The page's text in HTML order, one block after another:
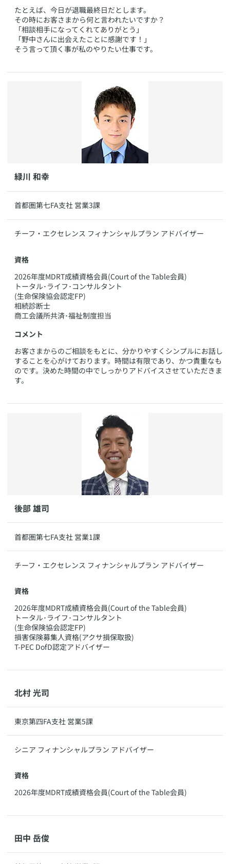
​たとえば、今日が退職最終日だとします。
その時にお客さまから何と言われたいですか？
「相談相手になってくれてありがとう」
「野中さんに出会えたことに感謝です！」
そう言って頂く事が私のやりたい仕事です。
​緑川 和幸
​首都圏第七FA支社 営業3課
​チーフ・エクセレンス フィナンシャルプラン アドバイザー
資格
​2026年度MDRT成績資格会員(Court of the Table会員)
トータル･ライフ･コンサルタント
(生命保険協会認定FP)
相続診断士
商工会議所共済･福祉制度担当
コメント
​​お客さまからのご相談をもとに、分かりやすくシンプルにお話し
することを心がけております。時間は有限であり、かつ貴重なも
のです。決めた時間の中でしっかりアドバイスさせていただきま
す。
​​後部 雄司
​首都圏第七FA支社 営業1課
​チーフ・エクセレンス フィナンシャルプラン アドバイザー
資格
​2026年度MDRT成績資格会員(Court of the Table会員)
トータル･ライフ･コンサルタント
(生命保険協会認定FP)
損害保険募集人資格(アクサ損保取扱)
T-PEC DofD認定アドバイザー
​北村 光司
​東京第四FA支社 営業5課
​シニア フィナンシャルプラン アドバイザー
資格
​2026年度MDRT成績資格会員(Court of the Table会員)
​田中 岳俊